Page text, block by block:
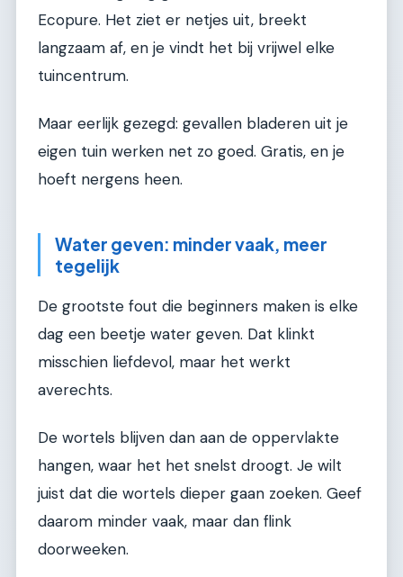
Ecopure. Het ziet er netjes uit, breekt
langzaam af, en je vindt het bij vrijwel elke
tuincentrum.
Maar eerlijk gezegd: gevallen bladeren uit je
eigen tuin werken net zo goed. Gratis, en je
hoeft nergens heen.
Water geven: minder vaak, meer
tegelijk
De grootste fout die beginners maken is elke
dag een beetje water geven. Dat klinkt
misschien liefdevol, maar het werkt
averechts.
De wortels blijven dan aan de oppervlakte
hangen, waar het het snelst droogt. Je wilt
juist dat die wortels dieper gaan zoeken. Geef
daarom minder vaak, maar dan flink
doorweeken.